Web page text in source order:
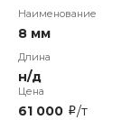
8 мм
н/д
61 000 i/т